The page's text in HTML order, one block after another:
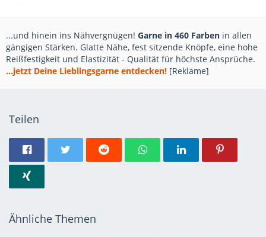
...und hinein ins Nähvergnügen! Garne in 460 Farben in allen
gängigen Stärken. Glatte Nähe, fest sitzende Knöpfe, eine hohe
Reißfestigkeit und Elastizität - Qualität für höchste Ansprüche.
...jetzt Deine Lieblingsgarne entdecken! [Reklame]
Teilen
Ähnliche Themen